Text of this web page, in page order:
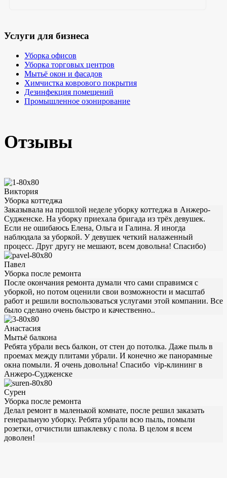
Услуги для бизнеса
Уборка офисов
Уборка торговых центров
Мытьё окон и фасадов
Химчистка коврового покрытия
Дезинфекция помещений
Промышленное озонирование
Отзывы
Виктория
Уборка коттеджа
Заказывала на прошлой неделе уборку коттеджа в Анжеро-
Судженске. На уборку приехала бригада из трёх девушек.
Если не ошибаюсь Елена, Ольга и Галина. Я иногда
наблюдала за уборкой. У девушек четкий налаженный
процесс. Друг другу не мешают, всем довольна! Спасибо)
Павел
Уборка после ремонта
После окончания ремонта думали что сами справимся с
уборкой, но потом оценили свои возможности и масштаб
работ и решили воспользоваться услугами этой компании. Все
было сделано очень быстро и качественно..
Анастасия
Мытьё балкона
Ребята убрали весь балкон, от стен до потолка. Даже пыль в
проемах между плитами убрали. И конечно же панорамные
окна помыли. Я очень довольна! Спасибо vip-клининг в
Анжеро-Судженске
Сурен
Уборка после ремонта
Делал ремонт в маленькой комнате, после решил заказать
генеральную уборку. Ребята убрали всю пыль, помыли
розетки, отчистили шпаклевку с пола. В целом я всем
доволен!